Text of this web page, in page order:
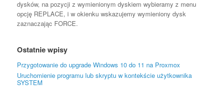
dysków, na pozycji z wymienionym dyskiem wybieramy z menu
opcję REPLACE, i w okienku wskazujemy wymieniony dysk
zaznaczając FORCE.
Ostatnie wpisy
Przygotowanie do upgrade Windows 10 do 11 na Proxmox
Uruchomienie programu lub skryptu w kontekście użytkownika
SYSTEM